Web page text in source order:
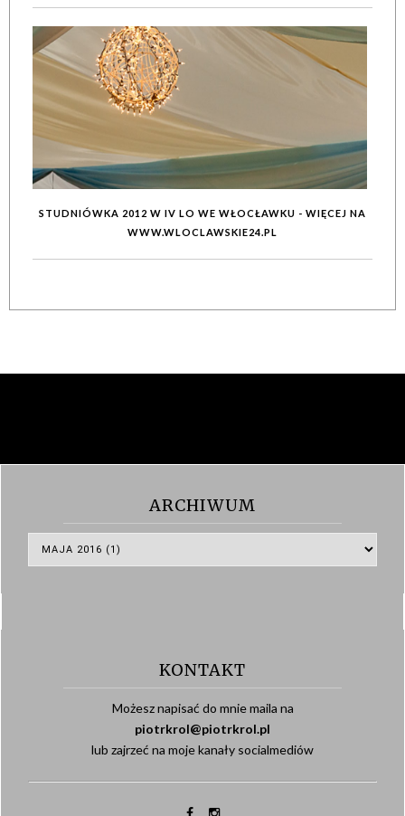
STUDNIÓWKA 2012 W IV LO WE WŁOCŁAWKU - WIĘCEJ NA
WWW.WLOCLAWSKIE24.PL
ARCHIWUM
KONTAKT
Możesz napisać do mnie maila na
piotrkrol@piotrkrol.pl
lub zajrzeć na moje kanały socialmediów